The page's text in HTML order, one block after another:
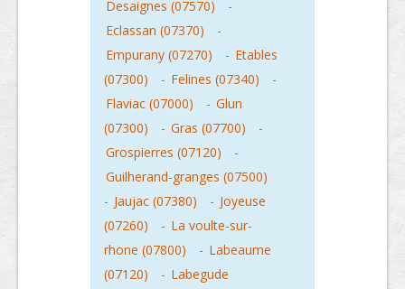
Desaignes (07570)
-
Eclassan (07370)
-
Empurany (07270)
- Etables
(07300)
- Felines (07340)
-
Flaviac (07000)
- Glun
(07300)
- Gras (07700)
-
Grospierres (07120)
-
Guilherand-granges (07500)
- Jaujac (07380) - Joyeuse
(07260)
- La voulte-sur-
rhone (07800)
- Labeaume
(07120)
- Labegude